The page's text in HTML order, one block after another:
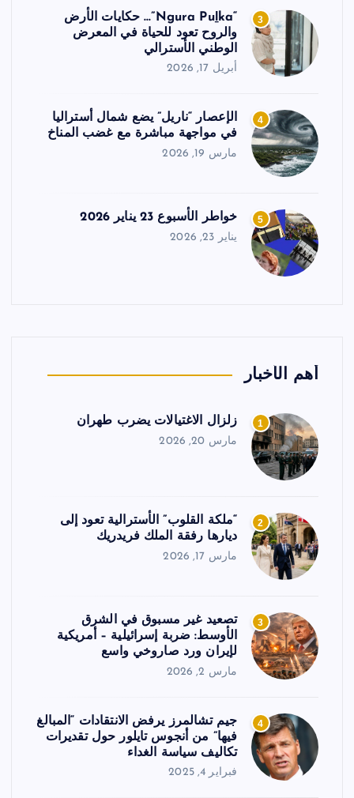
3
“Ngura Puḻka”… حكايات الأرض
والروح تعود للحياة في المعرض
الوطني الأسترالي
أبريل 17, 2026
4
الإعصار “ناريل” يضع شمال أستراليا
في مواجهة مباشرة مع غضب المناخ
مارس 19, 2026
5 خواطر الأسبوع 23 يناير 2026
يناير 23, 2026
أهم الأخبار
1 زلزال الاغتيالات يضرب طهران
مارس 20, 2026
2
“ملكة القلوب” الأسترالية تعود إلى
ديارها رفقة الملك فريدريك
مارس 17, 2026
3
تصعيد غير مسبوق في الشرق
الأوسط: ضربة إسرائيلية – أمريكية
لإيران ورد صاروخي واسع
مارس 2, 2026
4
جيم تشالمرز يرفض الانتقادات “المبالغ
فيها” من أنجوس تايلور حول تقديرات
تكاليف سياسة الغداء
فبراير 4, 2025